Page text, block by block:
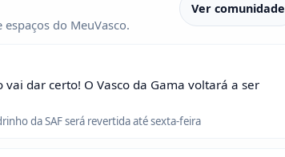
do MeuVasco.
Ver comunidade
dar certo! O Vasco da Gama voltará a ser
da SAF será revertida até sexta-feira